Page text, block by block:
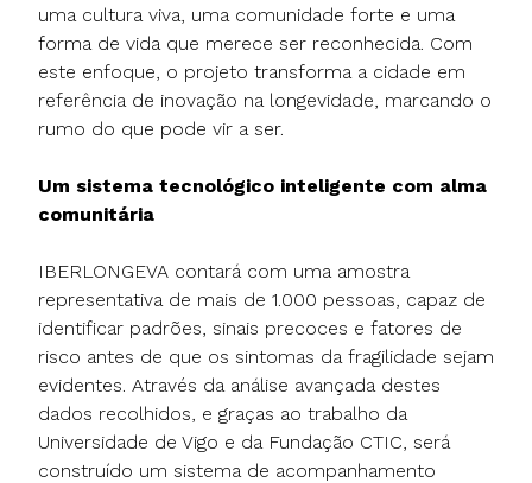
uma cultura viva, uma comunidade forte e uma
forma de vida que merece ser reconhecida. Com
este enfoque, o projeto transforma a cidade em
referência de inovação na longevidade, marcando o
rumo do que pode vir a ser.
Um sistema tecnológico inteligente com alma
comunitária
IBERLONGEVA contará com uma amostra
representativa de mais de 1.000 pessoas, capaz de
identificar padrões, sinais precoces e fatores de
risco antes de que os sintomas da fragilidade sejam
evidentes. Através da análise avançada destes
dados recolhidos, e graças ao trabalho da
Universidade de Vigo e da Fundação CTIC, será
construído um sistema de acompanhamento